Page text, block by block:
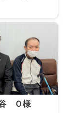
Ｏ様